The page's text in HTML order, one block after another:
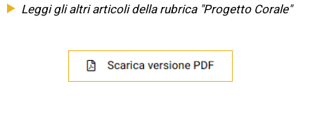
Leggi gli altri articoli della rubrica "Progetto Corale"